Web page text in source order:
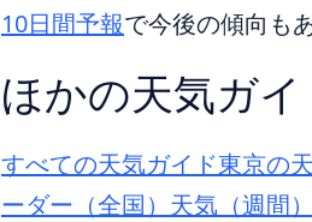
10日間予報で今後の傾向も
ほかの天気ガイ
すべての天気ガイド東京の
ーダー（全国） 天気（週間）